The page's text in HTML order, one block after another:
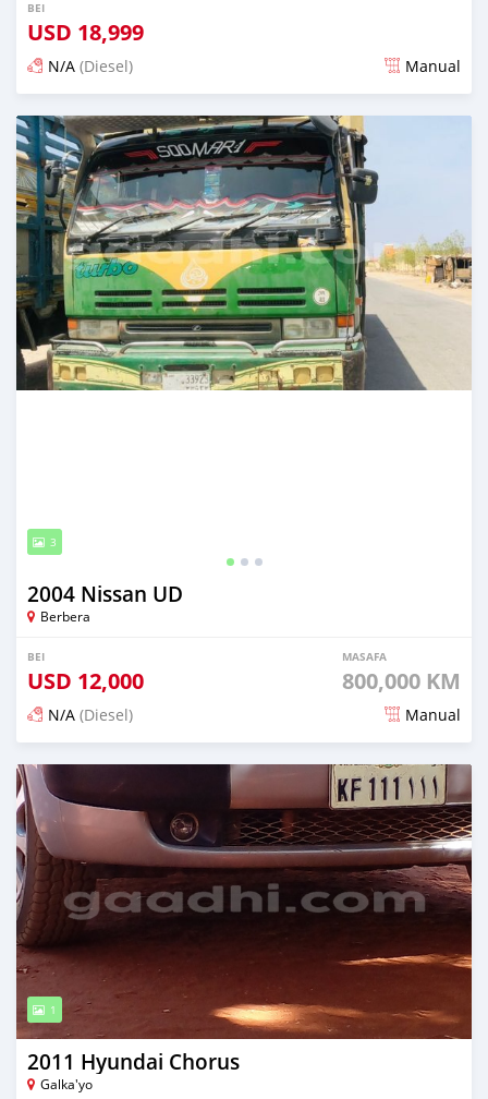
BEI
USD 18,999
N/A (Diesel) Manual
Ilitangazwa zaidi ya miaka 2 iliopita
3
2004 Nissan UD
Berbera
BEI
USD 12,000
MASAFA
800,000 KM
N/A (Diesel) Manual
Ilitangazwa zaidi ya miaka 3 iliopita
1
2011 Hyundai Chorus
Galka'yo